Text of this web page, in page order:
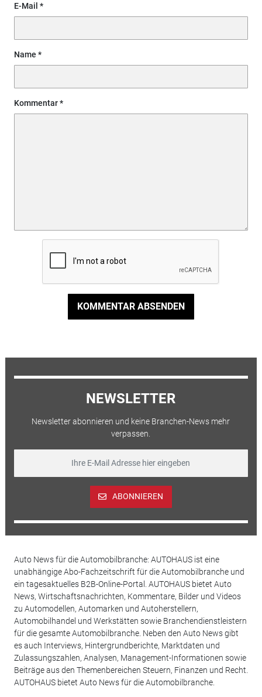
E-Mail
Name
Kommentar
KOMMENTAR ABSENDEN
NEWSLETTER
Newsletter abonnieren und keine Branchen-News mehr
verpassen.
ABONNIEREN
Auto News für die Automobilbranche: AUTOHAUS ist eine
unabhängige Abo-Fachzeitschrift für die Automobilbranche und
ein tagesaktuelles B2B-Online-Portal. AUTOHAUS bietet Auto
News, Wirtschaftsnachrichten, Kommentare, Bilder und Videos
zu Automodellen, Automarken und Autoherstellern,
Automobilhandel und Werkstätten sowie Branchendienstleistern
für die gesamte Automobilbranche. Neben den Auto News gibt
es auch Interviews, Hintergrundberichte, Marktdaten und
Zulassungszahlen, Analysen, Management-Informationen sowie
Beiträge aus den Themenbereichen Steuern, Finanzen und Recht.
AUTOHAUS bietet Auto News für die Automobilbranche.